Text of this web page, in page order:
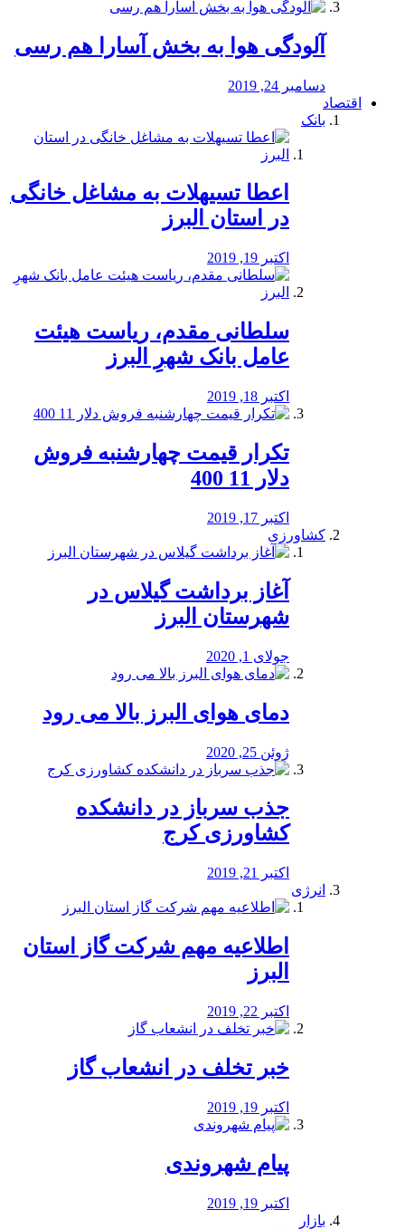
آلودگی هوا به بخش آسارا هم رسی
دسامبر 24, 2019
اقتصاد
بانک
️اعطا تسیهلات به مشاغل خانگی
در استان البرز
اکتبر 19, 2019
سلطانی مقدم، ریاست هیئت
عامل بانک شهرِ البرز
اکتبر 18, 2019
تکرار قیمت چهارشنبه فروش
دلار 11 400
اکتبر 17, 2019
کشاورزی
آغاز برداشت گیلاس در
شهرستان البرز
جولای 1, 2020
دمای هوای البرز بالا می رود
ژوئن 25, 2020
جذب سرباز در دانشکده
کشاورزی کرج
اکتبر 21, 2019
انرژی
️اطلاعیه مهم شرکت گاز استان
البرز
اکتبر 22, 2019
خبر تخلف در انشعاب گاز
اکتبر 19, 2019
پیام شهروندی
اکتبر 19, 2019
بازار